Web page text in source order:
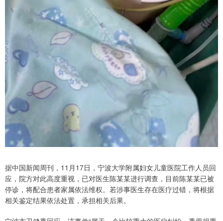
据中国新闻周刊，11月17日，宁波大学附属妇女儿童医院工作人员回
应，院方对此高度重视，已对医生陈某某进行调查，目前陈某某已被
停诊，将配合患者家属依法维权。若涉事医生存在医疗过错，将根据
相关鉴定结果依法处置，承担相关后果。